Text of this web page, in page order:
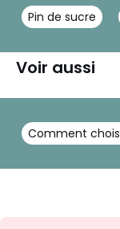
Pin de sucre
Voir aussi
Comment